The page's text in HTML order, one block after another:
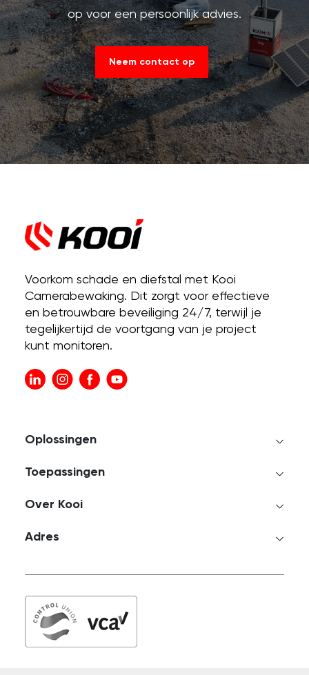
op voor een persoonlijk advies.
Neem contact op
Voorkom schade en diefstal met Kooi
Camerabewaking. Dit zorgt voor effectieve
en betrouwbare beveiliging 24/7, terwijl je
tegelijkertijd de voortgang van je project
kunt monitoren.
Oplossingen
Toepassingen
Over Kooi
Adres